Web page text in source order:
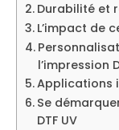
Durabilité et
L’impact de
l’impression
Applications
Se
DTF UV